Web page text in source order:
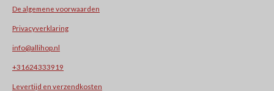
De algemene voorwaarden
Privacyverklaring
info@allihop.nl
+31624333919
Levertijd en verzendkosten